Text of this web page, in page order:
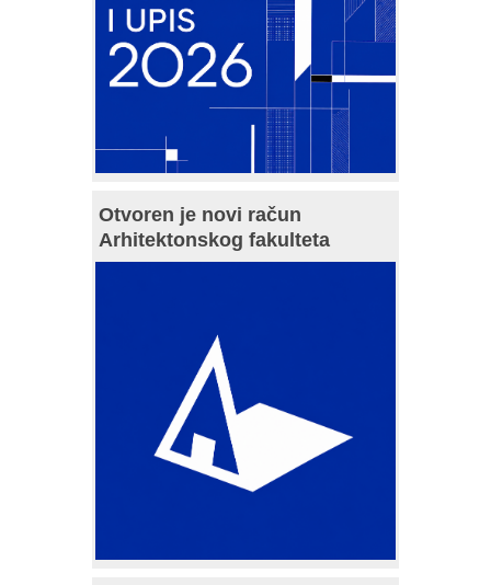
Otvoren je novi račun
Arhitektonskog fakulteta